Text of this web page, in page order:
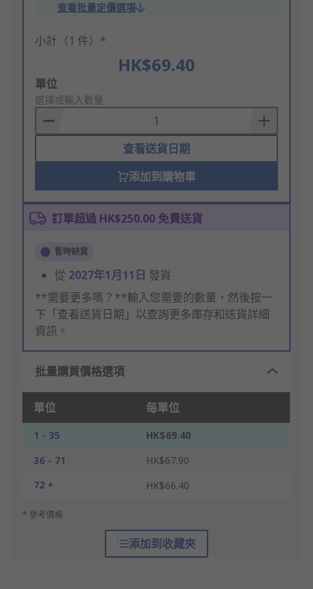
查看批量定價選項
小計（1 件）*
HK$69.40
Add
to
Basket
單位
選擇或輸入數量
查看送貨日期
添加到購物車
訂單超過 HK$250.00 免費送貨
暫時缺貨
從 2027年1月11日 發貨
**需要更多嗎？**輸入您需要的數量，然後按一
下「查看送貨日期」以查詢更多庫存和送貨詳細
資訊。
批量購買價格選項
單位 每單位
1 - 35
HK$69.40
36 - 71
HK$67.90
72 +
HK$66.40
* 參考價格
添加到收藏夾